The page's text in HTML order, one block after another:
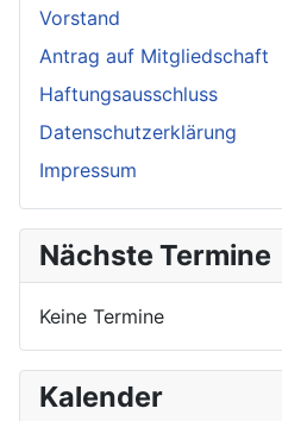
Vorstand
Antrag auf Mitgliedschaft
Haftungsausschluss
Datenschutzerklärung
Impressum
Nächste Termine
Keine Termine
Kalender